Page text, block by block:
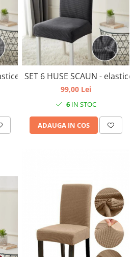
universale, culoare gri
SET 6 HUSE SCAUN -
99,00 Lei
6IN STOC
ADAUGA IN COS